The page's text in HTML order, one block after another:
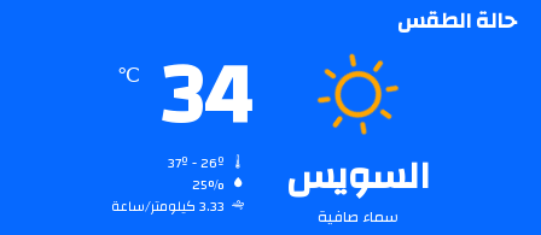
حالة الطقس
السويس
سماء صافية
34
℃
25%
3.33 كيلومتر/ساعة